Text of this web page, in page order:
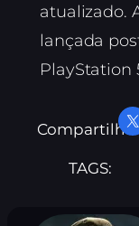
atualizado.
lançada
PlayStation
Compartilhe:
TAGS: